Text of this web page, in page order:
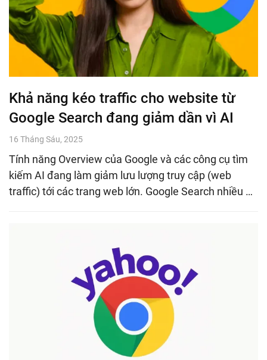
Khả năng kéo traffic cho website từ
Google Search đang giảm dần vì AI
16 Tháng Sáu, 2025
Tính năng Overview của Google và các công cụ tìm
kiếm AI đang làm giảm lưu lượng truy cập (web
traffic) tới các trang web lớn. Google Search nhiều …